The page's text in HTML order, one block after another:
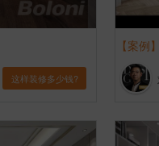
这样装修多少钱?
【案例